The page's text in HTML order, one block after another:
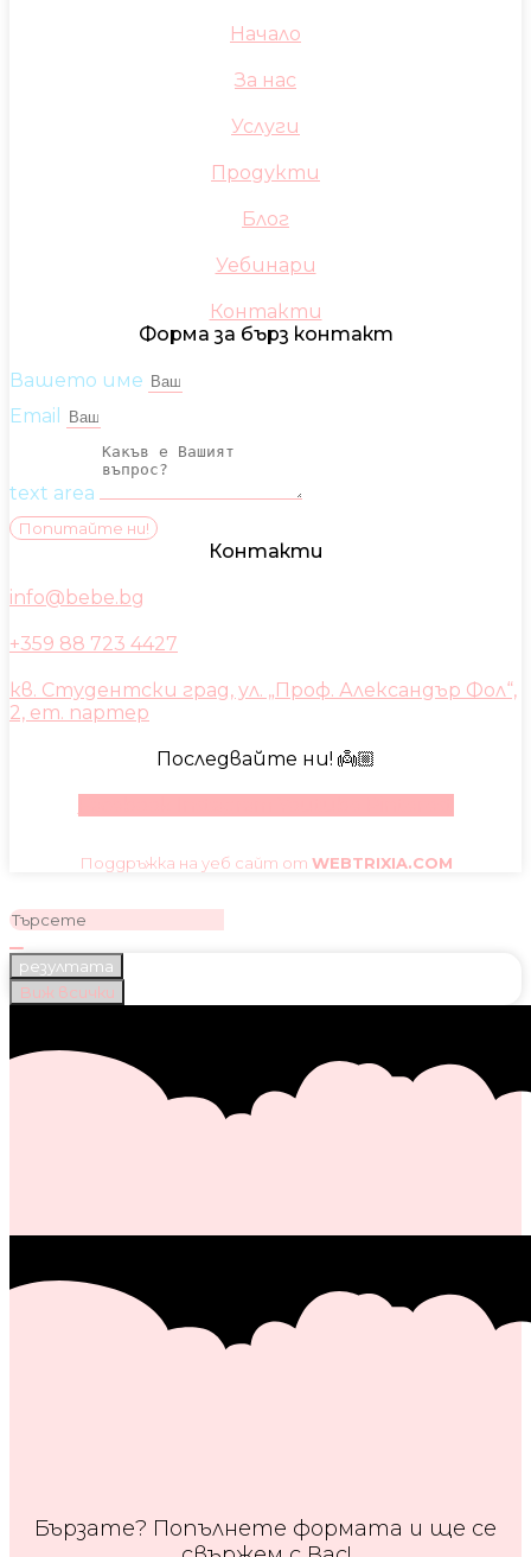
Начало
За нас
Услуги
Продукти
Блог
Уебинари
Контакти
Форма за бърз контакт
Вашето име
Email
text area
Попитайте ни!
Контакти
info@bebe.bg
+359 88 723 4427
кв. Студентски град, ул. „Проф. Александър Фол“,
2, ет. партер
Последвайте ни! 👼🏼
Поддръжка на уеб сайт от WEBTRIXIA.COM
резултата
Виж всички
Бързате? Попълнете формата и ще се